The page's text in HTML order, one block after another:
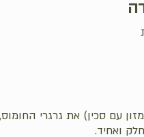
עם סכין) את גרגרי